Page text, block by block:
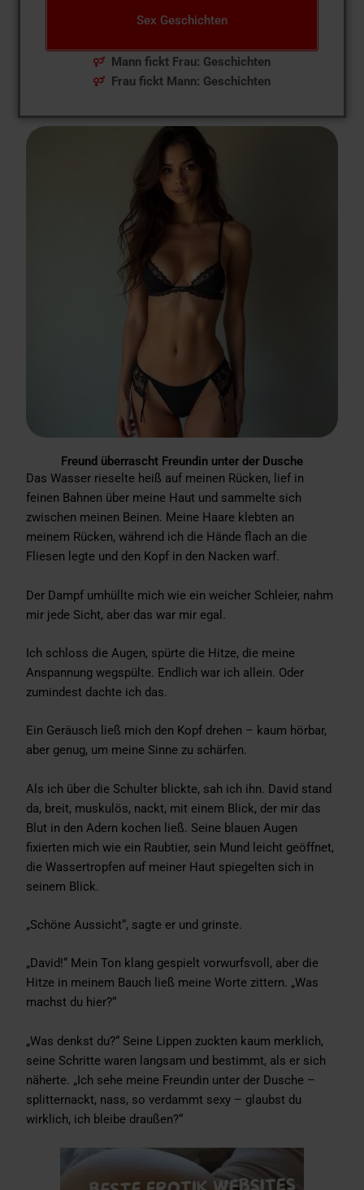
Sex Geschichten
Mann fickt Frau: Geschichten
Frau fickt Mann: Geschichten
Freund überrascht Freundin unter der Dusche
Das Wasser rieselte heiß auf meinen Rücken, lief in
feinen Bahnen über meine Haut und sammelte sich
zwischen meinen Beinen. Meine Haare klebten an
meinem Rücken, während ich die Hände flach an die
Fliesen legte und den Kopf in den Nacken warf.
Der Dampf umhüllte mich wie ein weicher Schleier, nahm
mir jede Sicht, aber das war mir egal.
Ich schloss die Augen, spürte die Hitze, die meine
Anspannung wegspülte. Endlich war ich allein. Oder
zumindest dachte ich das.
Ein Geräusch ließ mich den Kopf drehen – kaum hörbar,
aber genug, um meine Sinne zu schärfen.
Als ich über die Schulter blickte, sah ich ihn. David stand
da, breit, muskulös, nackt, mit einem Blick, der mir das
Blut in den Adern kochen ließ. Seine blauen Augen
fixierten mich wie ein Raubtier, sein Mund leicht geöffnet,
die Wassertropfen auf meiner Haut spiegelten sich in
seinem Blick.
„Schöne Aussicht“, sagte er und grinste.
„David!“ Mein Ton klang gespielt vorwurfsvoll, aber die
Hitze in meinem Bauch ließ meine Worte zittern. „Was
machst du hier?“
„Was denkst du?“ Seine Lippen zuckten kaum merklich,
seine Schritte waren langsam und bestimmt, als er sich
näherte. „Ich sehe meine Freundin unter der Dusche –
splitternackt, nass, so verdammt sexy – glaubst du
wirklich, ich bleibe draußen?“